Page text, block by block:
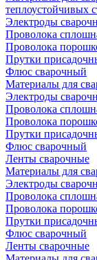
теплоустойчивых
Электроды
Проволока
Проволока
Прутки
Флюс сварочный
Материалы для
Электроды
Проволока
Проволока
Прутки
Флюс сварочный
Ленты сварочные
Материалы для
Электроды
Проволока
Проволока
Прутки
Флюс сварочный
Ленты сварочные